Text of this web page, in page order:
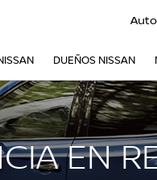
DUEÑOS NISSAN
EN